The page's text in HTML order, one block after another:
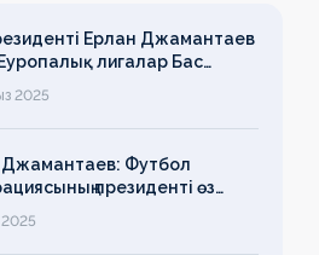
Ерлан Джамантаев
лигалар Бас
қатысты
2025
Джамантаев: Футбол
президенті өз
қадірлейтінін айтқан еді,
оның сөзі түкке тұрмайды!
2025